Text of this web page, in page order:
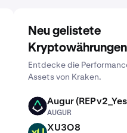
Neu gelistete
Kryptowährungen
Entdecke die
Assets von Kraken.
AUGUR Augur
AUGUR
XU3O8